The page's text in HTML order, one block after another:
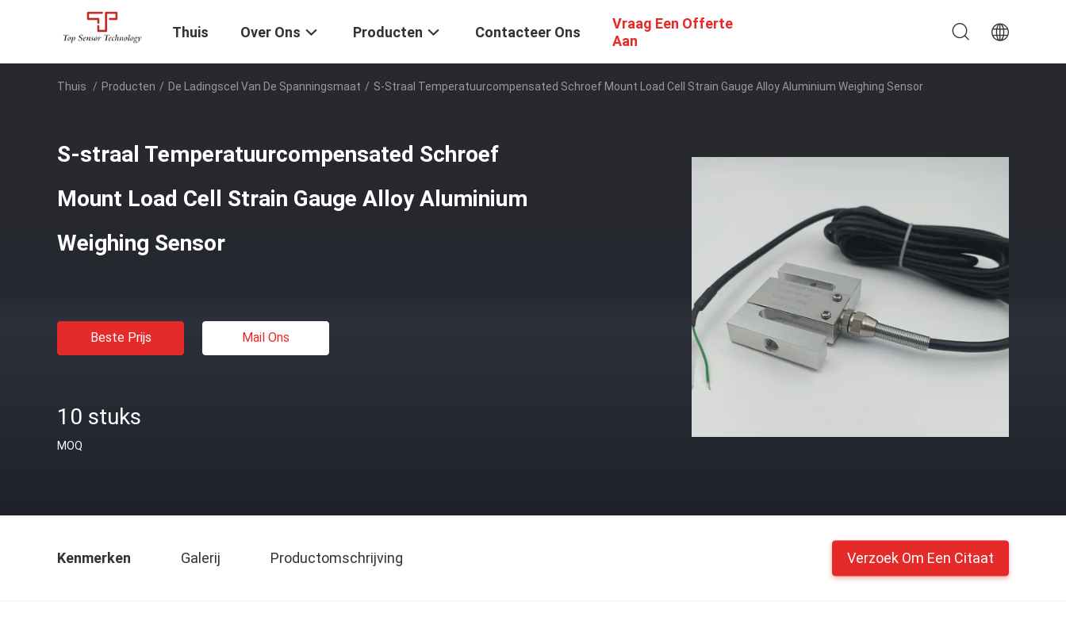
Thuis Over Ons Producten Contacteer Ons
Vraag Een Offerte
Aan
Thuis / Producten / De Ladingscel Van De Spanningsmaat / S-Straal Temperatuurcompensated Schroef Mount Load Cell Strain Gauge Alloy Aluminium Weighing Sensor
S-straal Temperatuurcompensated Schroef
Mount Load Cell Strain Gauge Alloy Aluminium
Weighing Sensor
Beste Prijs Mail Ons
10 stuks
MOQ
Kenmerken Galerij Productomschrijving Verzoek Om Een Citaat